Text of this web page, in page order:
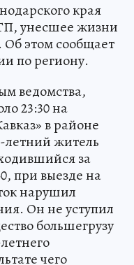
края
унесшее жизни
этом сообщает
по региону.
ведомства,
23:30 на
в районе
летний житель
за
при выезде на
нарушил
Он не уступил
большегрузу
чего